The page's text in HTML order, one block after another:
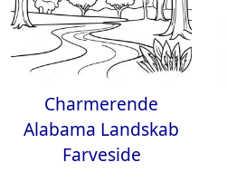
Charmerende
Alabama Landskab
Farveside